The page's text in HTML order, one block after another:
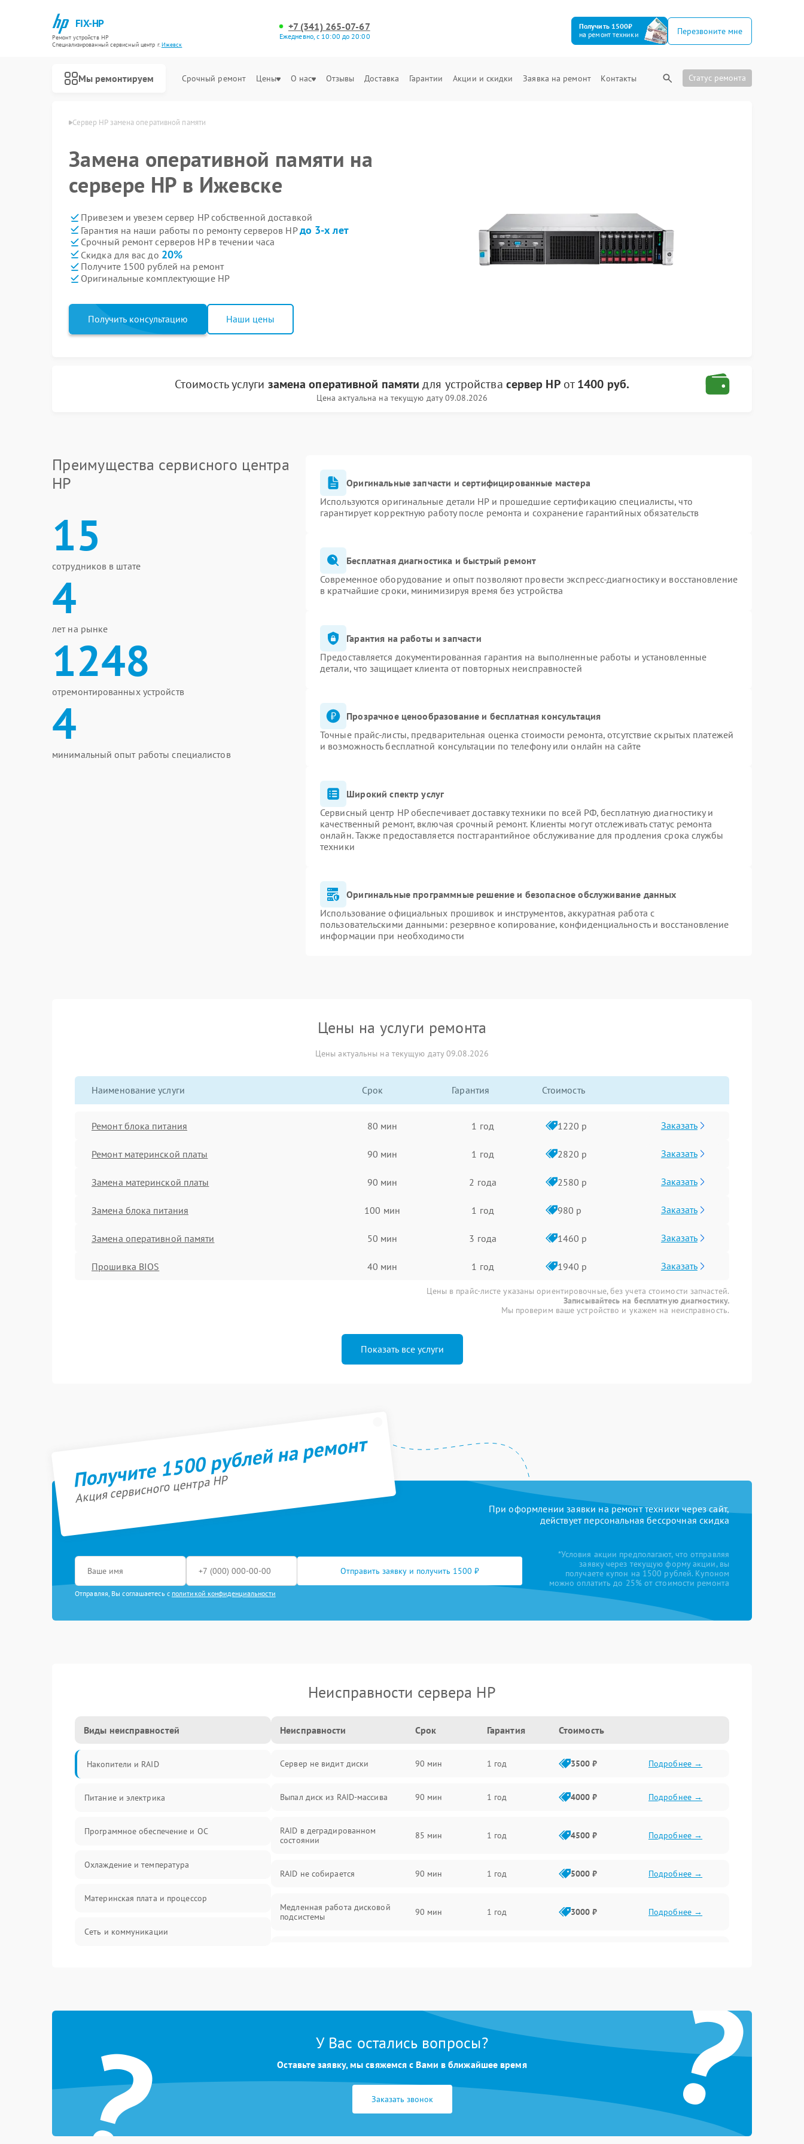
FIX-HP
Ремонт устройств HP
Специализированный cервисный центр г.Ижевск
+7 (341) 265-07-67
Ежедневно, с 10:00 до 20:00
Получить 1500₽
на ремонт техники
Перезвоните мне
Мы ремонтируем Срочный ремонт Цены О нас Отзывы Доставка Гарантии Акции и скидки Заявка на ремонт Контакты Статус ремонта
Сервер HP замена оперативной памяти
Замена оперативной памяти на
сервере HP в Ижевске
Привезем и увезем сервер HP собственной доставкой
Гарантия на наши работы по ремонту серверов HPдо 3-х лет
Срочный ремонт серверов HP в течении часа
Скидка для вас до 20%
Получите 1500 рублей на ремонт
Оригинальные комплектующие HP
Получить консультацию Наши цены
Стоимость услуги замена оперативной памяти для устройства сервер HPот1400 руб.
Цена актуальна на текущую дату 09.08.2026
Преимущества сервисного центра
HP
15
сотрудников в штате
4
лет на рынке
1248
отремонтированных устройств
4
минимальный опыт работы специалистов
Оригинальные запчасти и сертифицированные мастера
Используются оригинальные детали HP и прошедшие сертификацию специалисты, что
гарантирует корректную работу после ремонта и сохранение гарантийных обязательств
Бесплатная диагностика и быстрый ремонт
Современное оборудование и опыт позволяют провести экспресс-диагностику и восстановление
в кратчайшие сроки, минимизируя время без устройства
Гарантия на работы и запчасти
Предоставляется документированная гарантия на выполненные работы и установленные
детали, что защищает клиента от повторных неисправностей
Прозрачное ценообразование и бесплатная консультация
Точные прайс-листы, предварительная оценка стоимости ремонта, отсутствие скрытых платежей
и возможность бесплатной консультации по телефону или онлайн на сайте
Широкий спектр услуг
Сервисный центр HP обеспечивает доставку техники по всей РФ, бесплатную диагностику и
качественный ремонт, включая срочный ремонт. Клиенты могут отслеживать статус ремонта
онлайн. Также предоставляется постгарантийное обслуживание для продления срока службы
техники
Оригинальные программные решение и безопасное обслуживание данных
Использование официальных прошивок и инструментов, аккуратная работа с
пользовательскими данными: резервное копирование, конфиденциальность и восстановление
информации при необходимости
Цены на услуги ремонта
Цены актуальны на текущую дату 09.08.2026
Наименование услуги Срок Гарантия Стоимость
Ремонт блока питания 80 мин 1 год 1220 р Заказать
Ремонт материнской платы 90 мин 1 год 2820 р Заказать
Замена материнской платы 90 мин 2 года 2580 р Заказать
Замена блока питания 100 мин 1 год 980 р Заказать
Замена оперативной памяти 50 мин 3 года 1460 р Заказать
Прошивка BIOS 40 мин 1 год 1940 р Заказать
Цены в прайс-листе указаны ориентировочные, без учета стоимости запчастей.
Записывайтесь на бесплатную диагностику.
Мы проверим ваше устройство и укажем на неисправность.
Показать все услуги
Получите 1500 рублей на ремонт
Акция сервисного центра HP
При оформлении заявки на ремонт техники через сайт,
действует персональная бессрочная скидка
Отправить заявку и получить 1500 ₽
Отправляя, Вы соглашаетесь с политикой конфиденциальности
*Условия акции предполагают, что отправляя
заявку через текущую форму акции, вы
получаете купон на 1500 рублей. Купоном
можно оплатить до 25% от стоимости ремонта
Неисправности сервера HP
Виды неисправностей
Накопители и RAID
Питание и электрика
Программное обеспечение и ОС
Охлаждение и температура
Материнская плата и процессор
Сеть и коммуникации
Контроллеры и интерфейсы
Виртуализация и сервисы
Влага и внешние воздействия
Неисправности Срок Гарантия Стоимость
Сервер не видит диски 90 мин 1 год 3500 ₽ Подробнее →
Выпал диск из RAID-массива 90 мин 1 год 4000 ₽ Подробнее →
RAID в деградированном
состоянии
85 мин 1 год 4500 ₽ Подробнее →
RAID не собирается 90 мин 1 год 5000 ₽ Подробнее →
Медленная работа дисковой
подсистемы
90 мин 1 год 3000 ₽ Подробнее →
? ?
У Вас остались вопросы?
Оставьте заявку, мы свяжемся с Вами в ближайшее время
Заказать звонок